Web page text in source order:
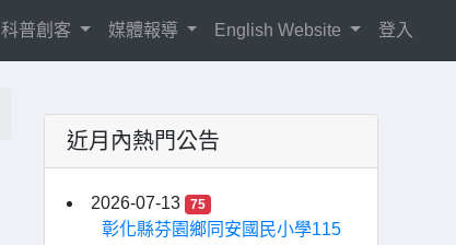
科普創客 媒體報導 English Website 登入
近月內熱門公告
2026-07-13 75
彰化縣芬園鄉同安國民小學115